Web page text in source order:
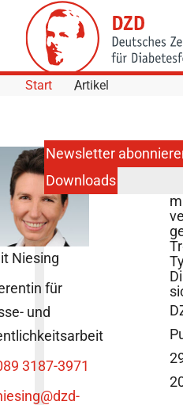
Skip to Content
Start Artikel
Niesing
für
und
3187-3971
@dzd-
Newsletter
Downloads